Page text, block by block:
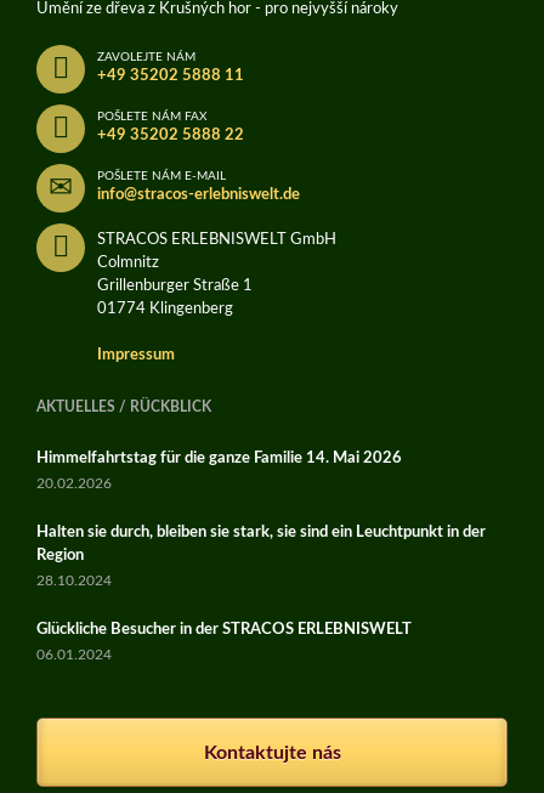
Umění ze dřeva z Krušných hor - pro nejvyšší nároky
ZAVOLEJTE NÁM
+49 35202 5888 11
POŠLETE NÁM FAX
+49 35202 5888 22
POŠLETE NÁM E-MAIL
info@stracos-erlebniswelt.de
STRACOS ERLEBNISWELT GmbH
Colmnitz
Grillenburger Straße 1
01774 Klingenberg
Impressum
AKTUELLES / RÜCKBLICK
Himmelfahrtstag für die ganze Familie 14. Mai 2026
20.02.2026
Halten sie durch, bleiben sie stark, sie sind ein Leuchtpunkt in der
Region
28.10.2024
Glückliche Besucher in der STRACOS ERLEBNISWELT
06.01.2024
Kontaktujte nás